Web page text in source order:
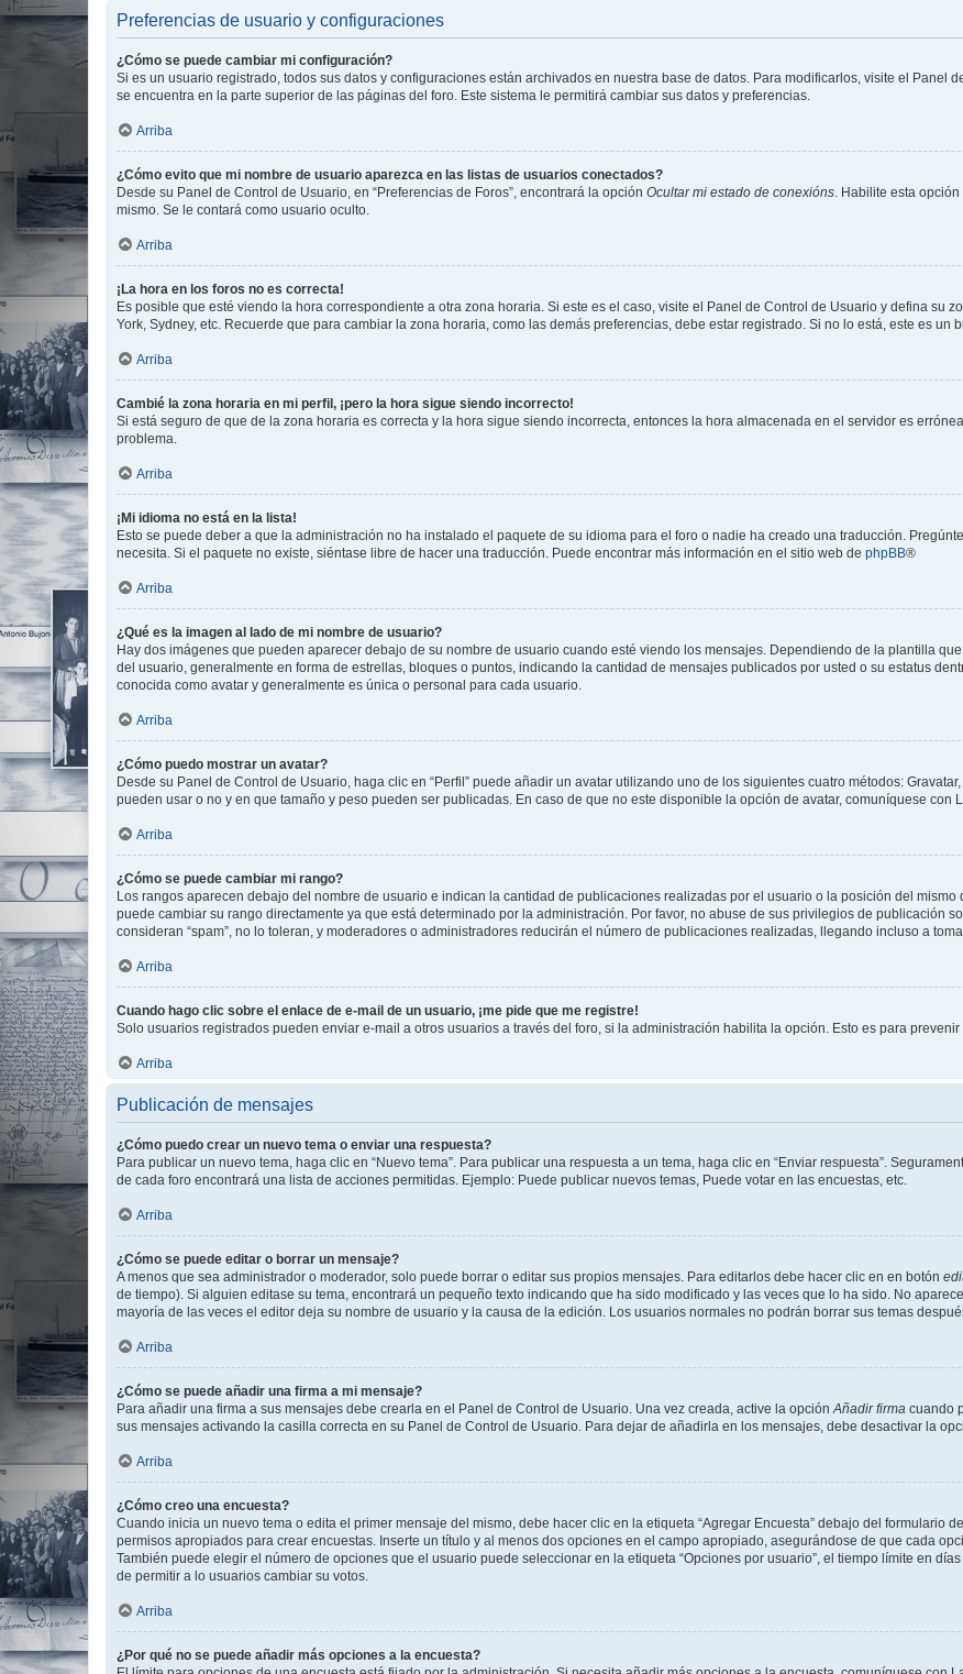
Preferencias de usuario y configuraciones
¿Cómo se puede cambiar mi configuración?
Si es un usuario registrado, todos sus datos y configuraciones están archivados en nuestra base de datos. Para modificarlos, visite el Panel
se encuentra en la parte superior de las páginas del foro. Este sistema le permitirá cambiar sus datos y preferencias.
Arriba
¿Cómo evito que mi nombre de usuario aparezca en las listas de usuarios conectados?
Desde su Panel de Control de Usuario, en “Preferencias de Foros”, encontrará la opción Ocultar mi estado de conexións. Habilite esta
mismo. Se le contará como usuario oculto.
Arriba
¡La hora en los foros no es correcta!
Es posible que esté viendo la hora correspondiente a otra zona horaria. Si este es el caso, visite el Panel de Control de Usuario y defina su
York, Sydney, etc. Recuerde que para cambiar la zona horaria, como las demás preferencias, debe estar registrado. Si no lo está, este es un
Arriba
Cambié la zona horaria en mi perfil, ¡pero la hora sigue siendo incorrecto!
Si está seguro de que de la zona horaria es correcta y la hora sigue siendo incorrecta, entonces la hora almacenada en el servidor es
problema.
Arriba
¡Mi idioma no está en la lista!
Esto se puede deber a que la administración no ha instalado el paquete de su idioma para el foro o nadie ha creado una traducción.
necesita. Si el paquete no existe, siéntase libre de hacer una traducción. Puede encontrar más información en el sitio web de phpBB®
Arriba
¿Qué es la imagen al lado de mi nombre de usuario?
Hay dos imágenes que pueden aparecer debajo de su nombre de usuario cuando esté viendo los mensajes. Dependiendo de la plantilla
del usuario, generalmente en forma de estrellas, bloques o puntos, indicando la cantidad de mensajes publicados por usted o su estatus
conocida como avatar y generalmente es única o personal para cada usuario.
Arriba
¿Cómo puedo mostrar un avatar?
Desde su Panel de Control de Usuario, haga clic en “Perfil” puede añadir un avatar utilizando uno de los siguientes cuatro métodos:
pueden usar o no y en que tamaño y peso pueden ser publicadas. En caso de que no este disponible la opción de avatar, comuníquese con
Arriba
¿Cómo se puede cambiar mi rango?
Los rangos aparecen debajo del nombre de usuario e indican la cantidad de publicaciones realizadas por el usuario o la posición del
puede cambiar su rango directamente ya que está determinado por la administración. Por favor, no abuse de sus privilegios de publicación
consideran “spam”, no lo toleran, y moderadores o administradores reducirán el número de publicaciones realizadas, llegando incluso a
Arriba
Cuando hago clic sobre el enlace de e-mail de un usuario, ¡me pide que me registre!
Solo usuarios registrados pueden enviar e-mail a otros usuarios a través del foro, si la administración habilita la opción. Esto es para
Arriba
Publicación de mensajes
¿Cómo puedo crear un nuevo tema o enviar una respuesta?
Para publicar un nuevo tema, haga clic en “Nuevo tema”. Para publicar una respuesta a un tema, haga clic en “Enviar respuesta”.
de cada foro encontrará una lista de acciones permitidas. Ejemplo: Puede publicar nuevos temas, Puede votar en las encuestas, etc.
Arriba
¿Cómo se puede editar o borrar un mensaje?
A menos que sea administrador o moderador, solo puede borrar o editar sus propios mensajes. Para editarlos debe hacer clic en en botón
de tiempo). Si alguien editase su tema, encontrará un pequeño texto indicando que ha sido modificado y las veces que lo ha sido. No
mayoría de las veces el editor deja su nombre de usuario y la causa de la edición. Los usuarios normales no podrán borrar sus temas
Arriba
¿Cómo se puede añadir una firma a mi mensaje?
Para añadir una firma a sus mensajes debe crearla en el Panel de Control de Usuario. Una vez creada, active la opciónAñadir firma cuando
sus mensajes activando la casilla correcta en su Panel de Control de Usuario. Para dejar de añadirla en los mensajes, debe desactivar la
Arriba
¿Cómo creo una encuesta?
Cuando inicia un nuevo tema o edita el primer mensaje del mismo, debe hacer clic en la etiqueta “Agregar Encuesta” debajo del formulario
permisos apropiados para crear encuestas. Inserte un título y al menos dos opciones en el campo apropiado, asegurándose de que cada
También puede elegir el número de opciones que el usuario puede seleccionar en la etiqueta “Opciones por usuario”, el tiempo límite en
de permitir a lo usuarios cambiar su votos.
Arriba
¿Por qué no se puede añadir más opciones a la encuesta?